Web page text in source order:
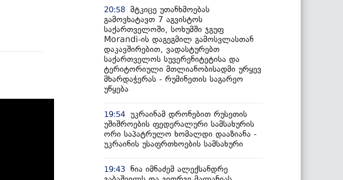
20:58 მტკიცე უთანხმოებას
გამოვხატავთ 7 აგვისტოს
საქართველოში, სოხუმში ჯგუფ
Morandi-ის დაგეგმილ გამოსვლასთან
დაკავშირებით, ვადასტურებთ
საქართველოს სუვერენიტეტისა და
ტერიტორიული მთლიანობისადმი ურყევ
მხარდაჭერას - რუმინეთის საგარეო
უწყება
19:54 უკრაინამ დრონებით რუსეთის
უშიშროების ფედერალური სამსახურის
ორი საპატრულო ხომალდი დააზიანა -
უკრაინის უსაფრთხოების სამსახური
19:43 ნია იმნაძემ ალექსანდრე